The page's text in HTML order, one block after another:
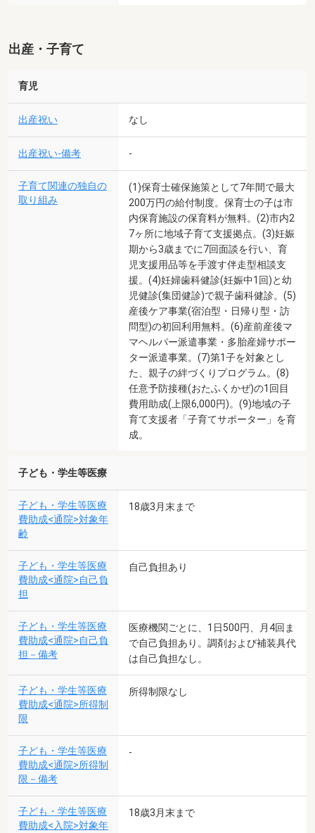
出産・子育て
育児
出産祝い なし
出産祝い-備考 -
子育て関連の独自の
取り組み
(1)保育士確保施策として7年間で最大
200万円の給付制度。保育士の子は市
内保育施設の保育料が無料。(2)市内2
7ヶ所に地域子育て支援拠点。(3)妊娠
期から3歳までに7回面談を行い、育
児支援用品等を手渡す伴走型相談支
援。(4)妊婦歯科健診(妊娠中1回)と幼
児健診(集団健診)で親子歯科健診。(5)
産後ケア事業(宿泊型・日帰り型・訪
問型)の初回利用無料。(6)産前産後マ
マヘルパー派遣事業・多胎産婦サポー
ター派遣事業。(7)第1子を対象とし
た、親子の絆づくりプログラム。(8)
任意予防接種(おたふくかぜ)の1回目
費用助成(上限6,000円)。(9)地域の子
育て支援者「子育てサポーター」を育
成。
子ども・学生等医療
子ども・学生等医療
費助成<通院>対象年
齢
18歳3月末まで
子ども・学生等医療
費助成<通院>自己負
担
自己負担あり
子ども・学生等医療
費助成<通院>自己負
担－備考
医療機関ごとに、1日500円、月4回ま
で自己負担あり。調剤および補装具代
は自己負担なし。
子ども・学生等医療
費助成<通院>所得制
限
所得制限なし
子ども・学生等医療
費助成<通院>所得制
限－備考
-
子ども・学生等医療
費助成<入院>対象年
18歳3月末まで